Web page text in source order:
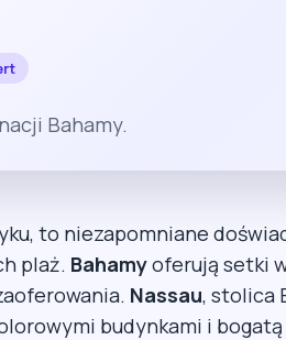
Bahamy.
to niezapomniane
plaż. Bahamyoferują setki
Nassau, stolica
budynkami i